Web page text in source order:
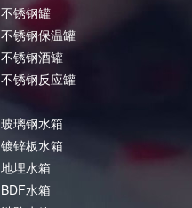
不锈钢罐
不锈钢保温罐
不锈钢酒罐
不锈钢反应罐
玻璃钢水箱
镀锌板水箱
地埋水箱
BDF水箱